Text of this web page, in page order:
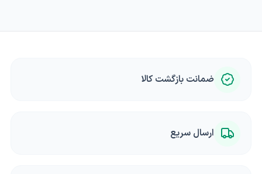
ضمانت بازگشت کالا
ارسال سریع